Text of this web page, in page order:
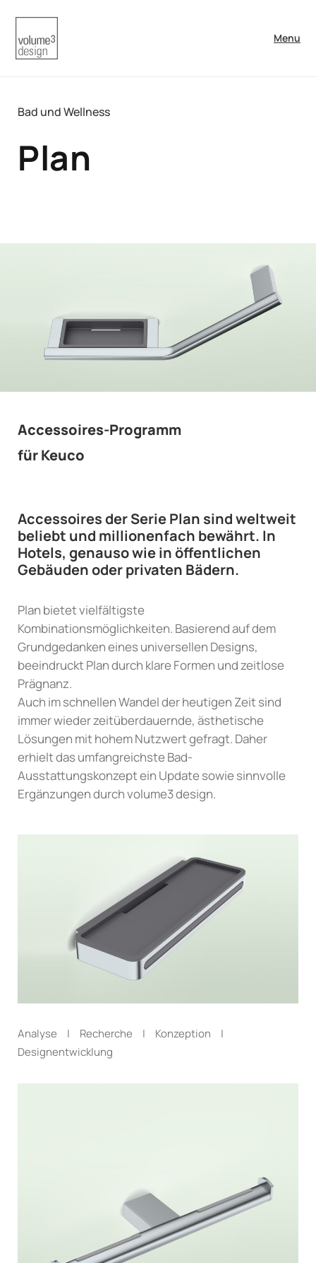
Menu
Bad und Wellness
Plan
Accessoires-Programm
für Keuco
Accessoires der Serie Plan sind weltweit
beliebt und millionenfach bewährt. In
Hotels, genauso wie in öffentlichen
Gebäuden oder privaten Bädern.
Plan bietet vielfältigste
Kombinationsmöglichkeiten. Basierend auf dem
Grundgedanken eines universellen Designs,
beeindruckt Plan durch klare Formen und zeitlose
Prägnanz.
Auch im schnellen Wandel der heutigen Zeit sind
immer wieder zeitüberdauernde, ästhetische
Lösungen mit hohem Nutzwert gefragt. Daher
erhielt das umfangreichste Bad-
Ausstattungskonzept ein Update sowie sinnvolle
Ergänzungen durch volume3 design.
Analyse | Recherche | Konzeption |
Designentwicklung